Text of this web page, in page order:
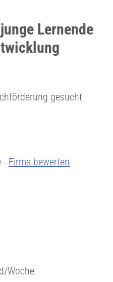
Lernende
gesucht
- Firma bewerten
Woche